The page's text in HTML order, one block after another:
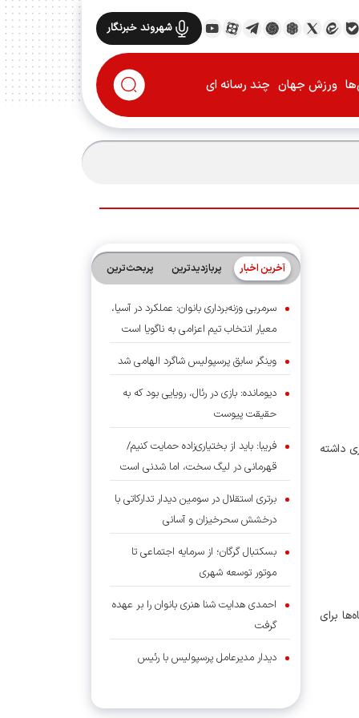
شهروند خبرنگار
ورزش جهان چند رسانه ای
بهتری داشته
برای
آخرین اخبار پربازدیدترین پربحث‌ترین‌
سرمربی وزنه‌برداری بانوان: عملکرد در آسیا،
معیار انتخاب تیم اعزامی به ناگویا است
وینگر سابق پرسپولیس شاگرد الهامی شد
دیومانده: بازی در رئال، رویایی بود که به
حقیقت پیوست
فریبا: باید از بختیاری‌زاده حمایت کنیم/
قهرمانی در لیگ سخت، اما شدنی است
برتری استقلال در سومین دیدار تدارکاتی با
درخشش سحرخیزان و آسانی
بسکتبال گرگان؛ از سرمایه اجتماعی تا
موتور توسعه شهری
احمدی هدایت شنا هنری بانوان را بر عهده
گرفت
دیدار مدیرعامل پرسپولیس با رئیس
زارعی در بلاروس تاریخ‌سازی کرد؛ قهرمانی